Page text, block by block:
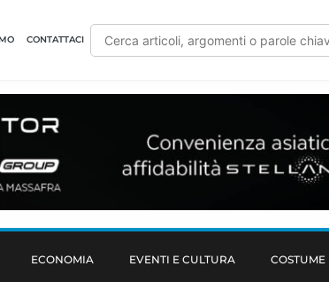
CONTATTACI
ECONOMIA EVENTI E CULTURA COSTUME